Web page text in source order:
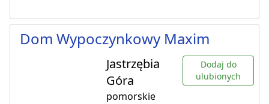
Dom Wypoczynkowy Maxim
Jastrzębia
Góra
pomorskie
Dodaj do
ulubionych